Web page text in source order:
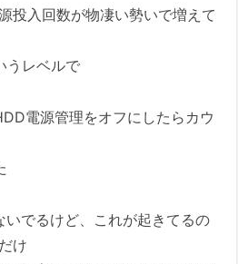
投入回数が物凄い勢いで増えて
うレベルで
電源管理をオフにしたらカウ
いでるけど、これが起きてるの
け